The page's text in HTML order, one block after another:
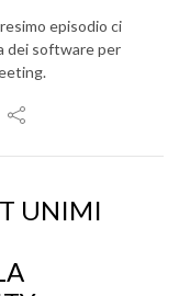
episodio ci
dei software per
UNIMI